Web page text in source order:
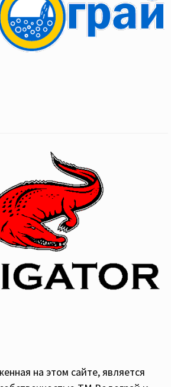
на этом сайте, является